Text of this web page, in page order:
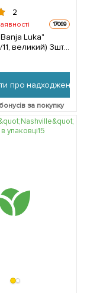
2
17069
Luka"
великий) 3шт
про надходження
за покупку